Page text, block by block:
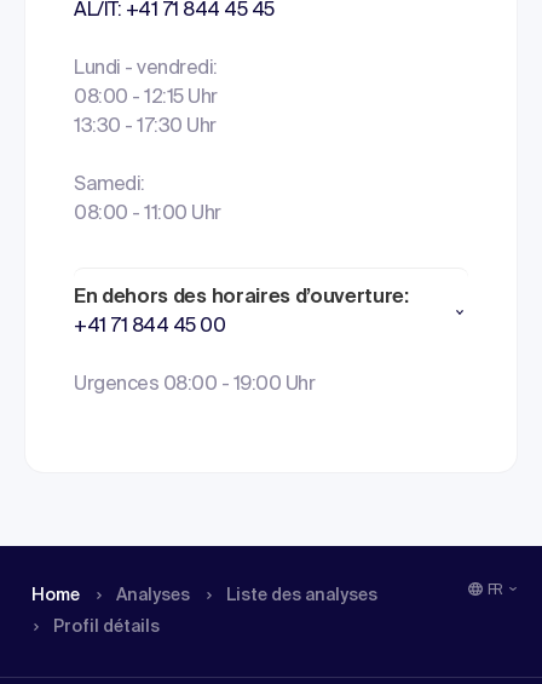
AL/IT: +41 71 844 45 45
Lundi - vendredi:
08:00 - 12:15 Uhr
13:30 - 17:30 Uhr
Samedi:
08:00 - 11:00 Uhr
En dehors des horaires d’ouverture:
+41 71 844 45 00
Urgences 08:00 - 19:00 Uhr
Home Analyses
Liste des analyses
Profil détails
FR